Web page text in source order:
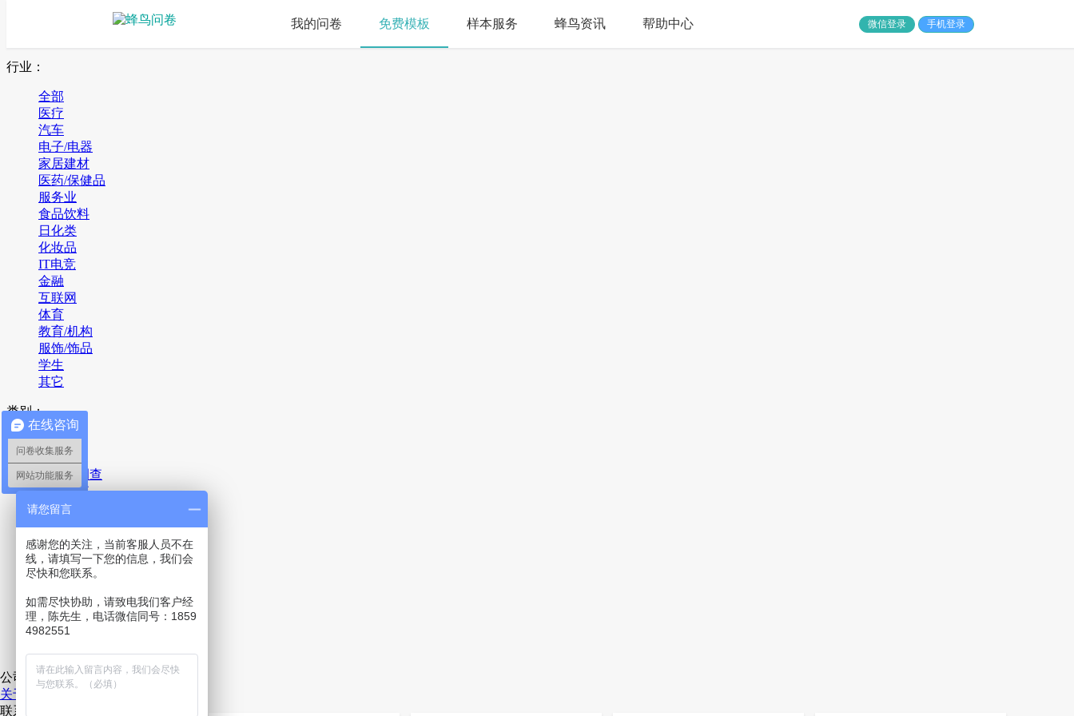
我的问卷 免费模板 样本服务 蜂鸟资讯 帮助中心 微信登录 手机登录
搜索
行业：
全部
医疗
汽车
电子/电器
家居建材
医药/保健品
服务业
食品饮料
日化类
化妆品
IT电竞
金融
互联网
体育
教育/机构
服饰/饰品
学生
其它
类别：
全部
疫情
满意度调查
产品调查
品牌调查
广告调查
包装测试
概念测试
活动测试
投票评选
报名登记表
其它
公司
关于我们
联系我们
在线咨询
问卷收集服务
网站功能服务
请您留言
感谢您的关注，当前客服人员不在
线，请填写一下您的信息，我们会
尽快和您联系。
如需尽快协助，请致电我们客户经
理，陈先生，电话微信同号：1859
4982551